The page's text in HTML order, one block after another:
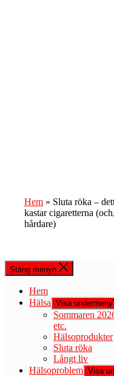
Hem » Sluta röka –
kastar cigaretterna
hårdare)
Stäng menyn
Hem
Hälsa Visa undermeny
Sommaren
etc.
Hälsoprodukter
Sluta röka
Långt liv
Hälsoproblem Visa